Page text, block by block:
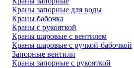
Краны запорные для воды
Краны бабочка
Краны с рукояткой
Краны шаровые с вентилем
Краны шаровые с ручкой-бабочкой
Запорные вентили
Краны запорные с рукояткой